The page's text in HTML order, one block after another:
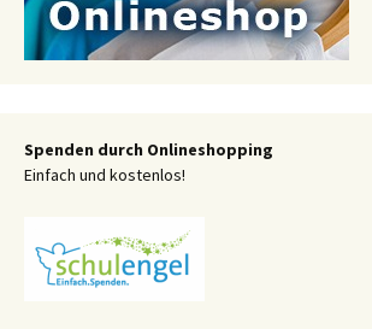
Spenden durch Onlineshopping
Einfach und kostenlos!